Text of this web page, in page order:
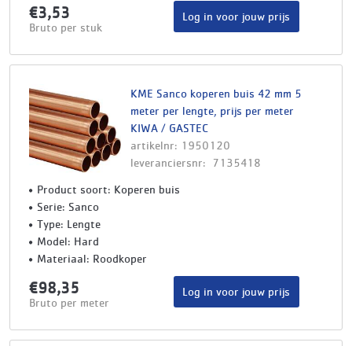
€3,53
Bruto per stuk
Log in voor jouw prijs
KME Sanco koperen buis 42 mm 5
meter per lengte, prijs per meter
KIWA / GASTEC
artikelnr: 1950120
leveranciersnr: 7135418
Product soort: Koperen buis
Serie: Sanco
Type: Lengte
Model: Hard
Materiaal: Roodkoper
€98,35
Bruto per meter
Log in voor jouw prijs